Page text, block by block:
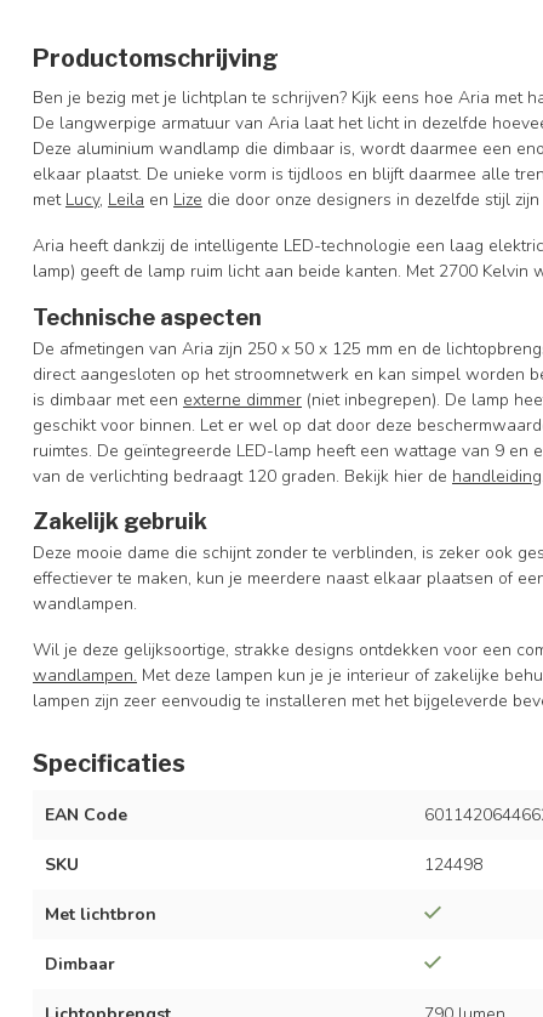
Productomschrijving
Ben je bezig met je lichtplan te schrijven? Kijk eens hoe Aria met
De langwerpige armatuur van Aria laat het licht in dezelfde
Deze aluminium wandlamp die dimbaar is, wordt daarmee een
elkaar plaatst. De unieke vorm is tijdloos en blijft daarmee alle
met Lucy, Leila en Lize die door onze designers in dezelfde stijl
Aria heeft dankzij de intelligente LED-technologie een laag
lamp) geeft de lamp ruim licht aan beide kanten. Met 2700
Technische aspecten
De afmetingen van Aria zijn 250 x 50 x 125 mm en de
direct aangesloten op het stroomnetwerk en kan simpel worden
is dimbaar met een externe dimmer (niet inbegrepen). De lamp
geschikt voor binnen. Let er wel op dat door deze
ruimtes. De geïntegreerde LED-lamp heeft een wattage van 9 en
van de verlichting bedraagt 120 graden. Bekijk hier de handleiding
Zakelijk gebruik
Deze mooie dame die schijnt zonder te verblinden, is zeker ook
effectiever te maken, kun je meerdere naast elkaar plaatsen of
wandlampen.
Wil je deze gelijksoortige, strakke designs ontdekken voor een
wandlampen. Met deze lampen kun je je interieur of zakelijke
lampen zijn zeer eenvoudig te installeren met het bijgeleverde
Specificaties
EAN Code
SKU 124498
Met lichtbron
Dimbaar